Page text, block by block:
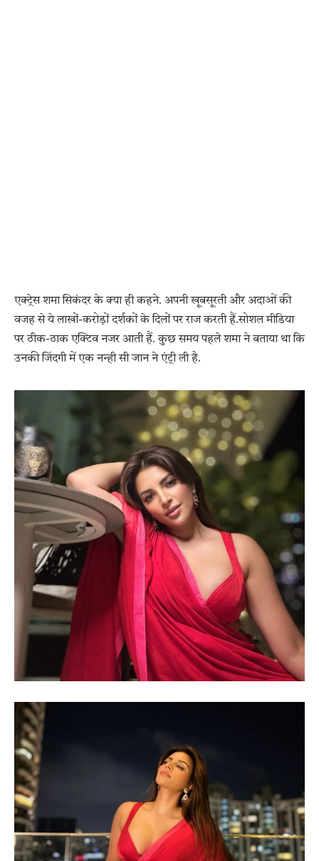
एक्ट्रेस शमा सिकंदर के क्या ही कहने. अपनी खूबसूरती और अदाओं की
वजह से ये लाखों-करोड़ों दर्शकों के दिलों पर राज करती हैं.सोशल मीडिया
पर ठीक-ठाक एक्टिव नजर आती हैं. कुछ समय पहले शमा ने बताया था कि
उनकी जिंदगी में एक नन्ही सी जान ने एंट्री ली है.